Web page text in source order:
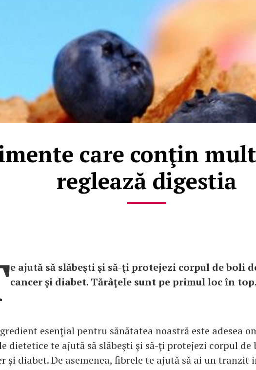
care conţin
reglează digestia
e ajută să slăbeşti şi să-ţi protejezi corpul de boli
cancer şi diabet. Tărâţele sunt pe primul loc în top.
esenţial pentru sănătatea noastră este adesea
dietetice te ajută să slăbeşti şi să-ţi protejezi corpul de
şi diabet. De asemenea, fibrele te ajută să ai un